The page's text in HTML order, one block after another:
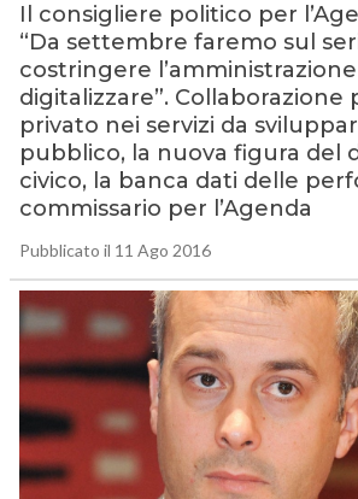
Il consigliere politico per
“Da settembre faremo sul
costringere
digitalizzare”. Collaborazione
privato nei servizi da
pubblico, la nuova figura del
civico, la banca dati delle
commissario per l’Agenda
Pubblicato il 11 Ago 2016